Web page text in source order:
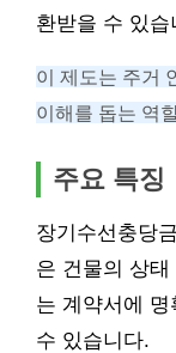
환받을 수 있습
이 제도는 주거
이해를 돕는 역
주요 특징
장기수선충당
은 건물의 상
는 계약서에
수 있습니다.